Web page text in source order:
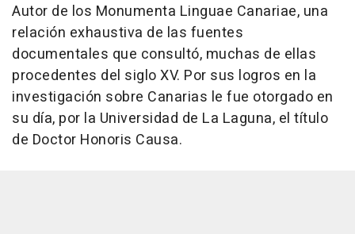
Autor de los Monumenta Linguae Canariae, una
relación exhaustiva de las fuentes
documentales que consultó, muchas de ellas
procedentes del siglo XV. Por sus logros en la
investigación sobre Canarias le fue otorgado en
su día, por la Universidad de La Laguna, el título
de Doctor Honoris Causa.